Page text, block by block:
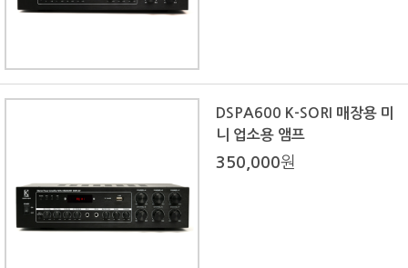
DSPA600 K-SORI 매장용 미
니 업소용 앰프
350,000원